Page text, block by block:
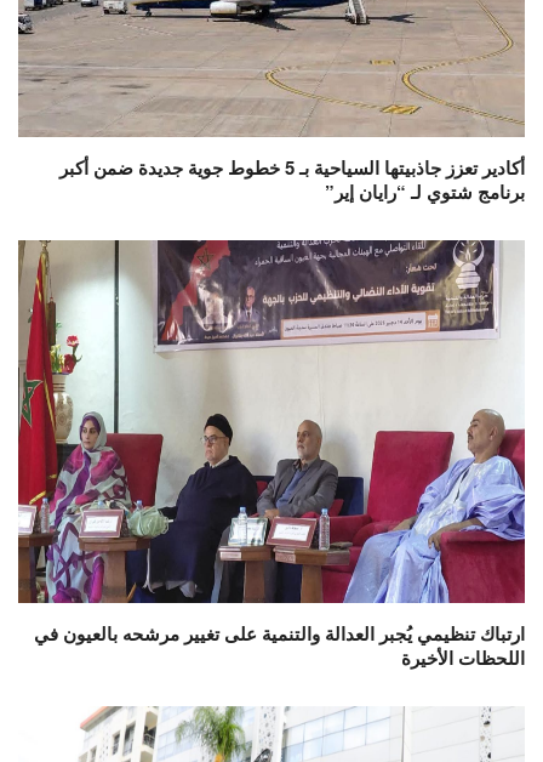
أكادير تعزز جاذبيتها السياحية بـ 5 خطوط جوية جديدة ضمن أكبر
برنامج شتوي لـ “رايان إير”
ارتباك تنظيمي يُجبر العدالة والتنمية على تغيير مرشحه بالعيون في
اللحظات الأخيرة